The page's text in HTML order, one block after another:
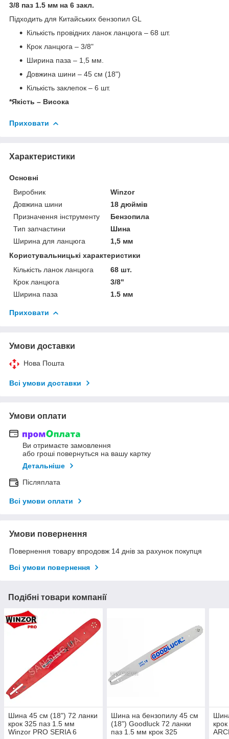
3/8 паз 1.5 мм на 6 закл.
Підходить для Китайських бензопил GL
Кількість провідних ланок ланцюга – 68 шт.
Крок ланцюга – 3/8"
Ширина паза – 1,5 мм.
Довжина шини – 45 см (18")
Кількість заклепок – 6 шт.
*Якість – Висока
Приховати
Характеристики
Основні
Виробник
Winzor
Довжина шини
18 дюймів
Призначення інструменту
Бензопила
Тип запчастини
Шина
Ширина для ланцюга
1,5 мм
Користувальницькі характеристики
Кількість ланок ланцюга
68 шт.
Крок ланцюга
3/8"
Ширина паза
1.5 мм
Приховати
Умови доставки
Нова Пошта
Всі умови доставки
Умови оплати
Ви отримаєте замовлення
або гроші повернуться на вашу картку
Детальніше
Післяплата
Всі умови оплати
Умови повернення
Повернення товару впродовж 14 днів за рахунок покупця
Всі умови повернення
Подібні товари компанії
Шина 45 см (18") 72 ланки
крок 325 паз 1.5 мм
Winzor PRO SERIA 6
Шина на бензопилу 45 см
(18") Goodluck 72 ланки
паз 1.5 мм крок 325